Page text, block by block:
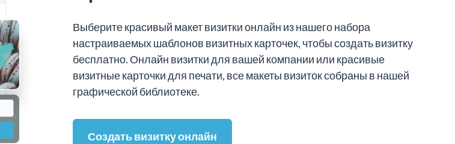
Выберите красивый макет визитки онлайн из нашего набора
настраиваемых шаблонов визитных карточек, чтобы создать визитку
бесплатно. Онлайн визитки для вашей компании или красивые
визитные карточки для печати, все макеты визиток собраны в нашей
графической библиотеке.
Создать визитку онлайн